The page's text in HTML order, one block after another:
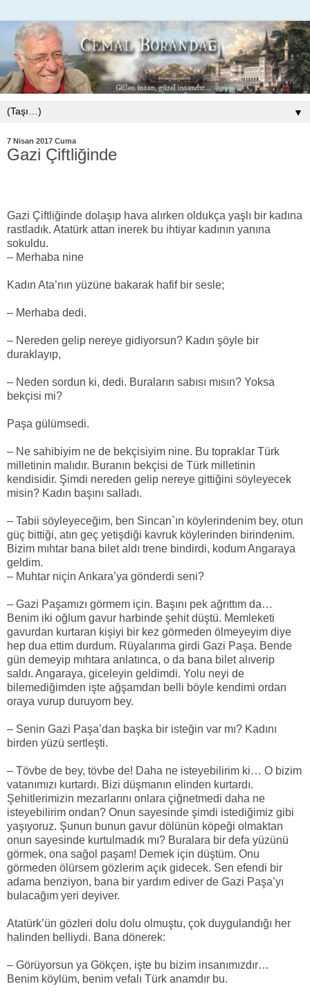
▼
7 Nisan 2017 Cuma
Gazi Çiftliğinde
Gazi Çiftliğinde dolaşıp hava alırken oldukça yaşlı bir kadına
rastladık. Atatürk attan inerek bu ihtiyar kadının yanına
sokuldu.
– Merhaba nine
Kadın Ata’nın yüzüne bakarak hafif bir sesle;
– Merhaba dedi.
– Nereden gelip nereye gidiyorsun? Kadın şöyle bir
duraklayıp,
– Neden sordun ki, dedi. Buraların sabısı mısın? Yoksa
bekçisi mi?
Paşa gülümsedi.
– Ne sahibiyim ne de bekçisiyim nine. Bu topraklar Türk
milletinin malıdır. Buranın bekçisi de Türk milletinin
kendisidir. Şimdi nereden gelip nereye gittiğini söyleyecek
misin? Kadın başını salladı.
– Tabii söyleyeceğim, ben Sincan`ın köylerindenim bey, otun
güç bittiği, atın geç yetişdiği kavruk köylerinden birindenim.
Bizim mıhtar bana bilet aldı trene bindirdi, kodum Angaraya
geldim.
– Muhtar niçin Ankara’ya gönderdi seni?
– Gazi Paşamızı görmem için. Başını pek ağrıttım da…
Benim iki oğlum gavur harbinde şehit düştü. Memleketi
gavurdan kurtaran kişiyi bir kez görmeden ölmeyeyim diye
hep dua ettim durdum. Rüyalarıma girdi Gazi Paşa. Bende
gün demeyip mıhtara anlatınca, o da bana bilet alıverip
saldı. Angaraya, giceleyin geldimdi. Yolu neyi de
bilemediğimden işte ağşamdan belli böyle kendimi ordan
oraya vurup duruyom bey.
– Senin Gazi Paşa’dan başka bir isteğin var mı? Kadını
birden yüzü sertleşti.
– Tövbe de bey, tövbe de! Daha ne isteyebilirim ki… O bizim
vatanımızı kurtardı. Bizi düşmanın elinden kurtardı.
Şehitlerimizin mezarlarını onlara çiğnetmedi daha ne
isteyebilirim ondan? Onun sayesinde şimdi istediğimiz gibi
yaşıyoruz. Şunun bunun gavur dölünün köpeği olmaktan
onun sayesinde kurtulmadık mı? Buralara bir defa yüzünü
görmek, ona sağol paşam! Demek için düştüm. Onu
görmeden ölürsem gözlerim açık gidecek. Sen efendi bir
adama benziyon, bana bir yardım ediver de Gazi Paşa’yı
bulacağım yeri deyiver.
Atatürk’ün gözleri dolu dolu olmuştu, çok duygulandığı her
halinden belliydi. Bana dönerek:
– Görüyorsun ya Gökçen, işte bu bizim insanımızdır…
Benim köylüm, benim vefalı Türk anamdır bu.